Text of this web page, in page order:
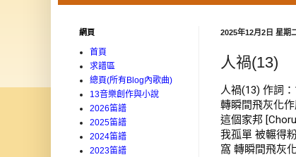
2025年12月2日 星期
人禍(13)
人禍(13) 作詞
轉瞬間飛灰化
這個家邦
我孤單 被輾得
窩 轉瞬間飛灰
網頁
首頁
求譜區
總頁(所有Blog內歌曲)
13音樂創作與小說
2026笛譜
2025笛譜
2024笛譜
2023笛譜